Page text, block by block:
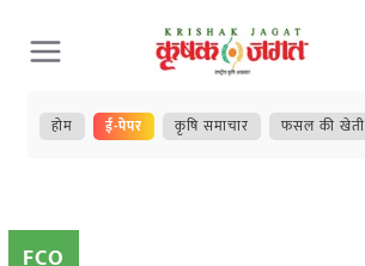
Skip
to
content
होम ई-पेपर कृषि समाचार फसल की खेती
FCO